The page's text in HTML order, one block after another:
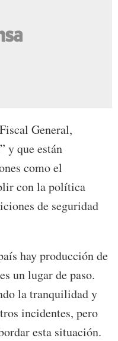
General,
y que están
como el
con la política
de seguridad
hay producción de
un lugar de paso.
la tranquilidad y
incidentes, pero
esta situación.